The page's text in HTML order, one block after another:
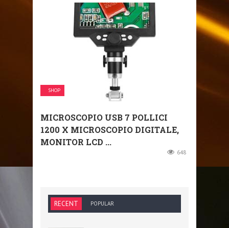
SHOP
MICROSCOPIO USB 7 POLLICI
1200 X MICROSCOPIO DIGITALE,
MONITOR LCD ...
648
RECENT POPULAR